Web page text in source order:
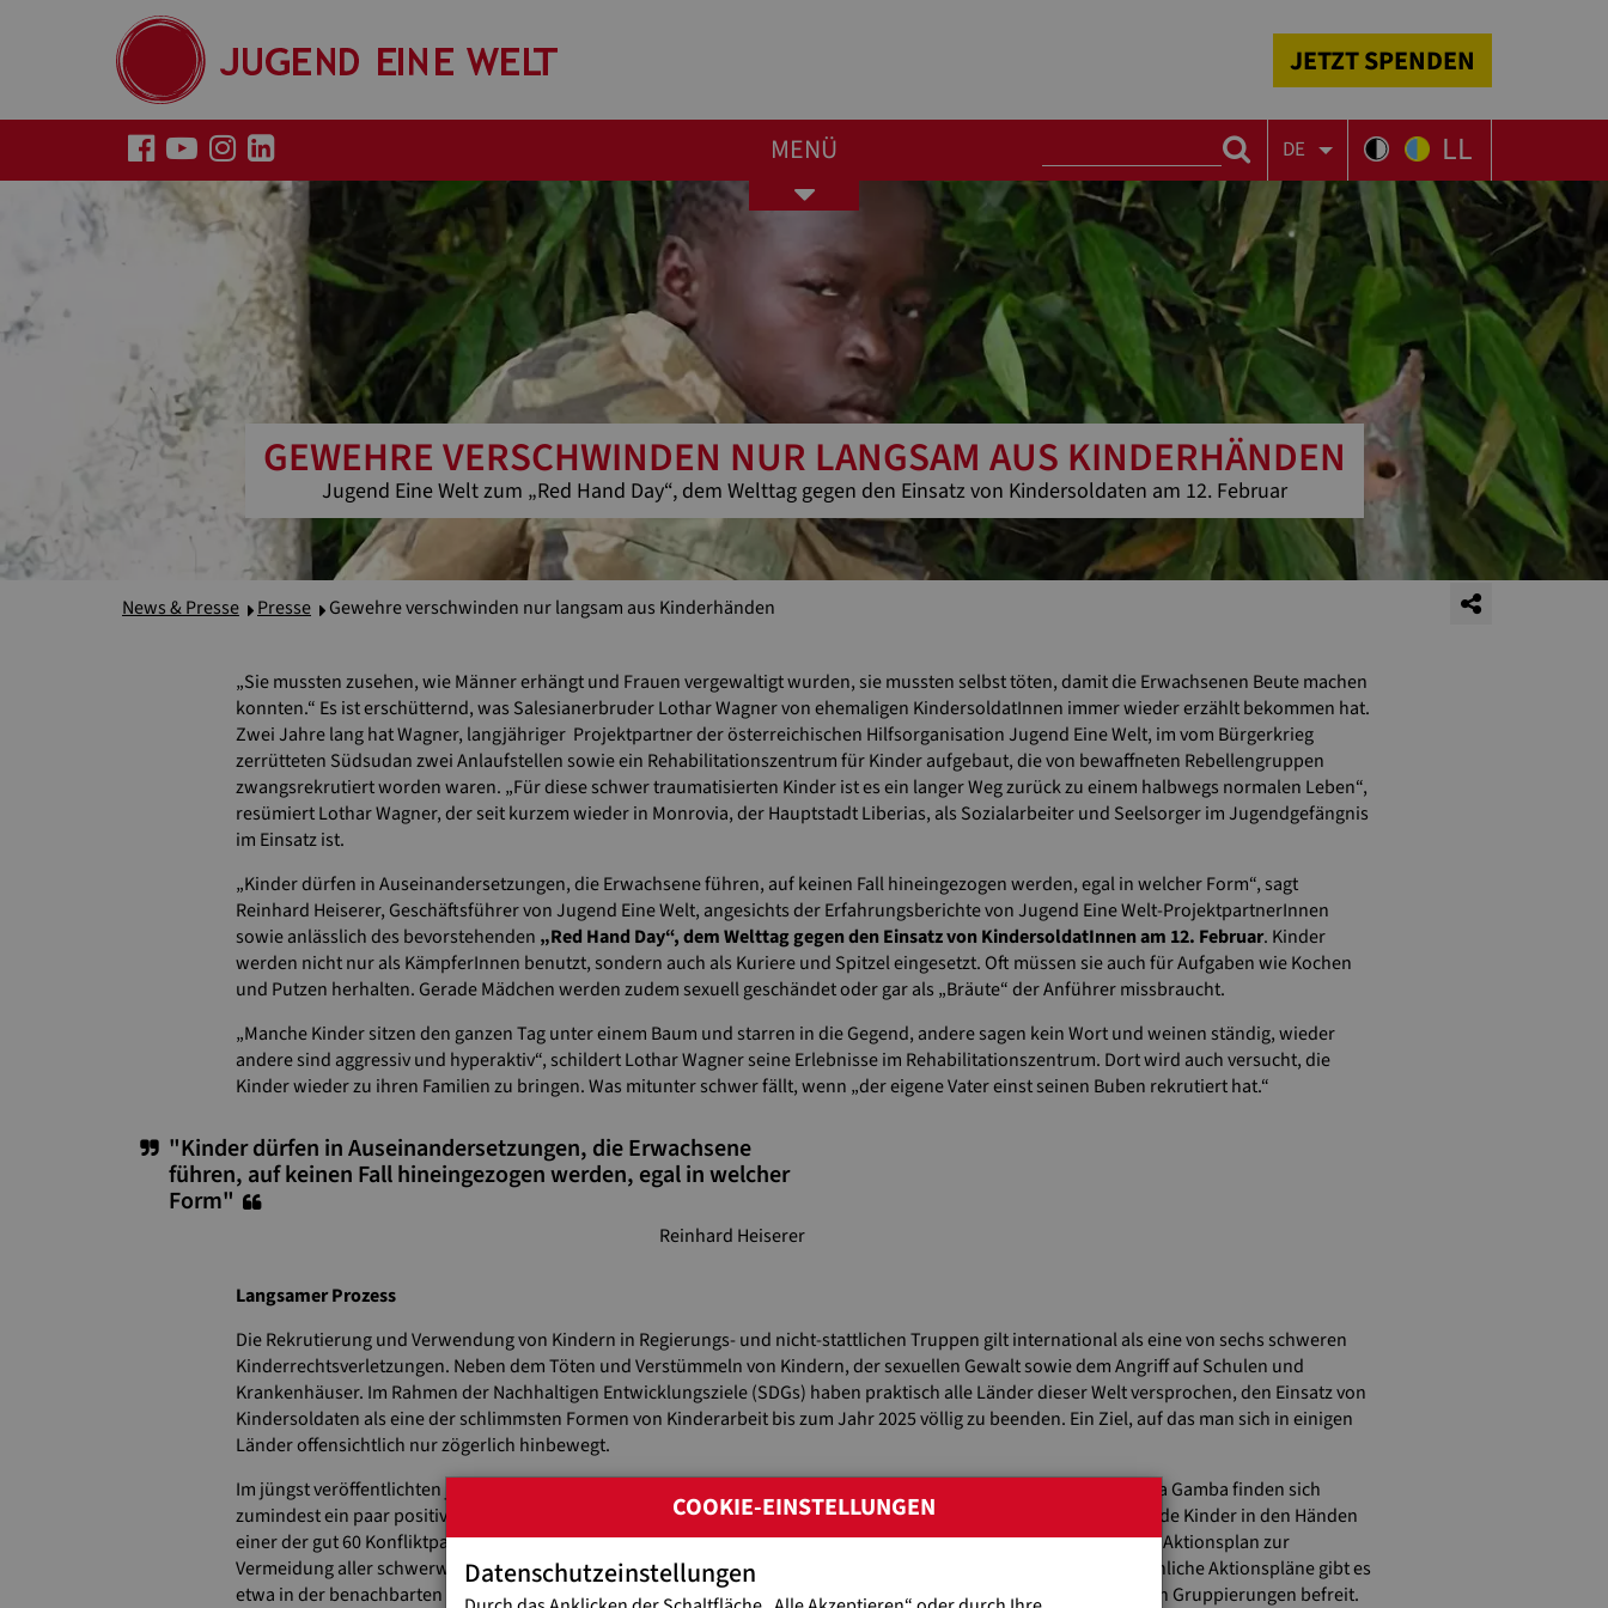
JETZT SPENDEN
MENÜ DE LL
Toggle
GEWEHRE VERSCHWINDEN NUR LANGSAM AUS KINDERHÄNDEN
Jugend Eine Welt zum „Red Hand Day“, dem Welttag gegen den Einsatz von Kindersoldaten am 12. Februar
News & Presse Presse Gewehre verschwinden nur langsam aus Kinderhänden
„Sie mussten zusehen, wie Männer erhängt und Frauen vergewaltigt wurden, sie mussten selbst töten, damit die Erwachsenen Beute machen
konnten.“ Es ist erschütternd, was Salesianerbruder Lothar Wagner von ehemaligen KindersoldatInnen immer wieder erzählt bekommen hat.
Zwei Jahre lang hat Wagner, langjähriger Projektpartner der österreichischen Hilfsorganisation Jugend Eine Welt, im vom Bürgerkrieg
zerrütteten Südsudan zwei Anlaufstellen sowie ein Rehabilitationszentrum für Kinder aufgebaut, die von bewaffneten Rebellengruppen
zwangsrekrutiert worden waren. „Für diese schwer traumatisierten Kinder ist es ein langer Weg zurück zu einem halbwegs normalen Leben“,
resümiert Lothar Wagner, der seit kurzem wieder in Monrovia, der Hauptstadt Liberias, als Sozialarbeiter und Seelsorger im Jugendgefängnis
im Einsatz ist.
„Kinder dürfen in Auseinandersetzungen, die Erwachsene führen, auf keinen Fall hineingezogen werden, egal in welcher Form“, sagt
Reinhard Heiserer, Geschäftsführer von Jugend Eine Welt, angesichts der Erfahrungsberichte von Jugend Eine Welt-ProjektpartnerInnen
sowie anlässlich des bevorstehenden „Red Hand Day“, dem Welttag gegen den Einsatz von KindersoldatInnen am 12. Februar. Kinder
werden nicht nur als KämpferInnen benutzt, sondern auch als Kuriere und Spitzel eingesetzt. Oft müssen sie auch für Aufgaben wie Kochen
und Putzen herhalten. Gerade Mädchen werden zudem sexuell geschändet oder gar als „Bräute“ der Anführer missbraucht.
„Manche Kinder sitzen den ganzen Tag unter einem Baum und starren in die Gegend, andere sagen kein Wort und weinen ständig, wieder
andere sind aggressiv und hyperaktiv“, schildert Lothar Wagner seine Erlebnisse im Rehabilitationszentrum. Dort wird auch versucht, die
Kinder wieder zu ihren Familien zu bringen. Was mitunter schwer fällt, wenn „der eigene Vater einst seinen Buben rekrutiert hat.“
"Kinder dürfen in Auseinandersetzungen, die Erwachsene
führen, auf keinen Fall hineingezogen werden, egal in welcher
Form"
Reinhard Heiserer
Langsamer Prozess
Die Rekrutierung und Verwendung von Kindern in Regierungs- und nicht-stattlichen Truppen gilt international als eine von sechs schweren
Kinderrechtsverletzungen. Neben dem Töten und Verstümmeln von Kindern, der sexuellen Gewalt sowie dem Angriff auf Schulen und
Krankenhäuser. Im Rahmen der Nachhaltigen Entwicklungsziele (SDGs) haben praktisch alle Länder dieser Welt versprochen, den Einsatz von
Kindersoldaten als eine der schlimmsten Formen von Kinderarbeit bis zum Jahr 2025 völlig zu beenden. Ein Ziel, auf das man sich in einigen
Länder offensichtlich nur zögerlich hinbewegt.
Im jüngst veröffentlichten jährlichen Bericht „Kinder in bewaffneten Konflikten“ der UN-Sonderbeauftragten Virginia Gamba finden sich
zumindest ein paar positive Entwicklungen. Etwa im Südsudan – wo sich nach UNO-Schätzungen 2019 noch Tausende Kinder in den Händen
einer der gut 60 Konfliktparteien befanden – wird der im Vorjahr von der Regierung und vielen Beteiligten gebilligte Aktionsplan zur
Vermeidung aller schwerwiegender Verstösse gegen Kinder als ein „bemerkenswerter Fortschritt“ beschrieben. Ähnliche Aktionspläne gibt es
etwa in der benachbarten Zentralafrikanischen Republik. Dort wurden letztes Jahr über 240 Kinder aus kämpfenden Gruppierungen befreit.
COOKIE-EINSTELLUNGEN
Datenschutzeinstellungen